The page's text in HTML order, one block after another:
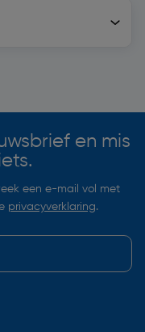
en mis
een e-mail vol met
privacyverklaring.